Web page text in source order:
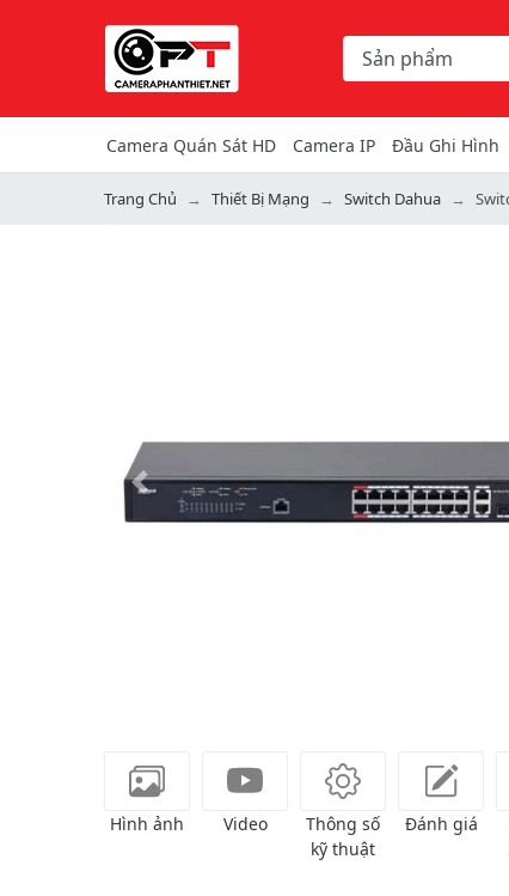
Chọn danh mục tìm
Từ khóa hoặc mã
Camera Quán Sát HD Camera IP Đầu Ghi Hình
Trang Chủ Thiết Bị Mạng Switch Dahua
Previous
Hình ảnh Video
Thông số
kỹ thuật
Đánh giá